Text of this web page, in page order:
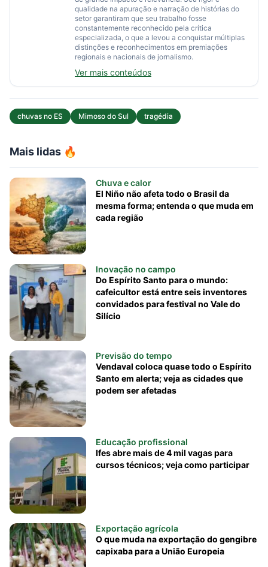
Mais lidas 🔥
Chuva e calor
El Niño não afeta todo o Brasil da
mesma forma; entenda o que muda em
cada região
Inovação no campo
Do Espírito Santo para o mundo:
cafeicultor está entre seis inventores
convidados para festival no Vale do
Silício
Previsão do tempo
Vendaval coloca quase todo o Espírito
Santo em alerta; veja as cidades que
podem ser afetadas
Educação profissional
Ifes abre mais de 4 mil vagas para
cursos técnicos; veja como participar
Exportação agrícola
O que muda na exportação do gengibre
capixaba para a União Europeia
qualidade na apuração e narração de histórias do
setor garantiram que seu trabalho fosse
constantemente reconhecido pela crítica
especializada, o que a levou a conquistar múltiplas
distinções e reconhecimentos em premiações
regionais e nacionais de jornalismo.
Ver mais conteúdos
chuvas no ES Mimoso do Sul tragédia